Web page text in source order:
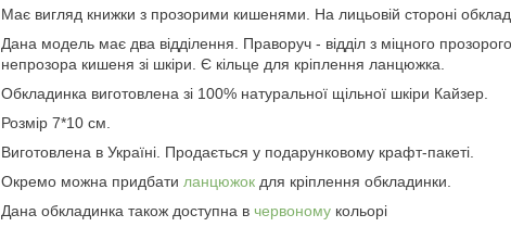
Має вигляд книжки з прозорими кишенями. На лицьовій стороні
Дана модель має два відділення. Праворуч - відділ з міцного
непрозора кишеня зі шкіри. Є кільце для кріплення ланцюжка.
Обкладинка виготовлена зі 100% натуральної щільної шкіри Кайзер.
Розмір 7*10 см.
Виготовлена в Україні. Продається у подарунковому крафт-пакеті.
Окремо можна придбати ланцюжок для кріплення обкладинки.
Дана обкладинка також доступна в червоному кольорі